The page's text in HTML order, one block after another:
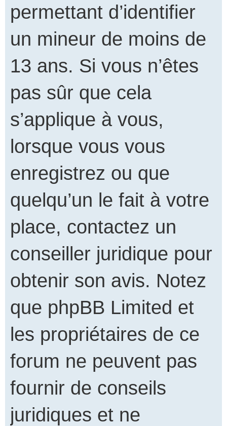
permettant d’identifier
un mineur de moins de
13 ans. Si vous n’êtes
pas sûr que cela
s’applique à vous,
lorsque vous vous
enregistrez ou que
quelqu’un le fait à votre
place, contactez un
conseiller juridique pour
obtenir son avis. Notez
que phpBB Limited et
les propriétaires de ce
forum ne peuvent pas
fournir de conseils
juridiques et ne